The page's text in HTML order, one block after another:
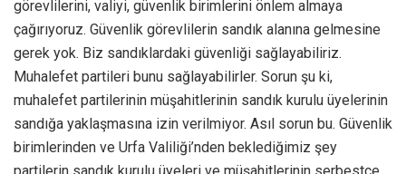
görevlilerini, valiyi, güvenlik birimlerini önlem almaya
çağırıyoruz. Güvenlik görevlilerin sandık alanına gelmesine
gerek yok. Biz sandıklardaki güvenliği sağlayabiliriz.
Muhalefet partileri bunu sağlayabilirler. Sorun şu ki,
muhalefet partilerinin müşahitlerinin sandık kurulu üyelerinin
sandığa yaklaşmasına izin verilmiyor. Asıl sorun bu. Güvenlik
birimlerinden ve Urfa Valiliği’nden beklediğimiz şey